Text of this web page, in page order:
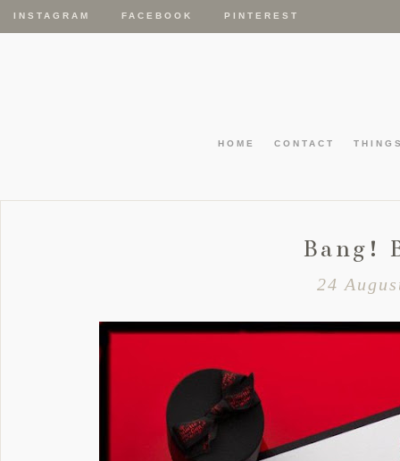
INSTAGRAM FACEBOOK PINTEREST
HOME CONTACT
Bang!
24